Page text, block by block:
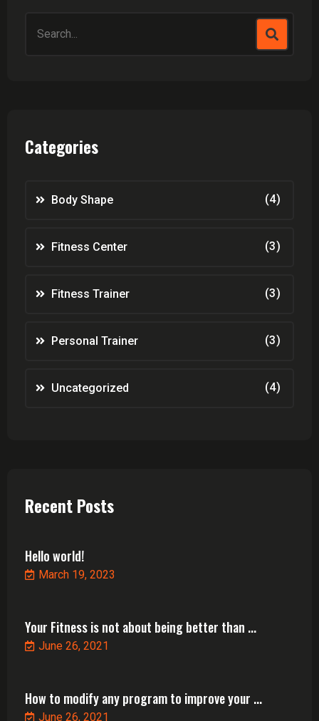
for:
Categories
Body Shape (4)
Fitness Center (3)
Fitness Trainer (3)
Personal Trainer (3)
Uncategorized (4)
Recent Posts
Hello world!
March 19, 2023
Your Fitness is not about being better than ...
June 26, 2021
How to modify any program to improve your ...
June 26, 2021